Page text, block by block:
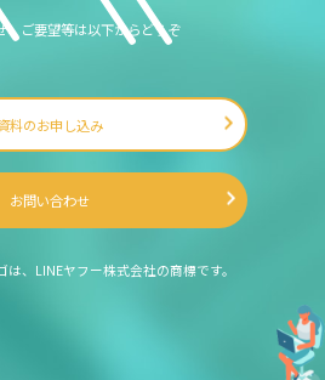
、ご要望等は以下からどうぞ
料のお申し込み
お問い合わせ
、LINEヤフー株式会社の商標です。